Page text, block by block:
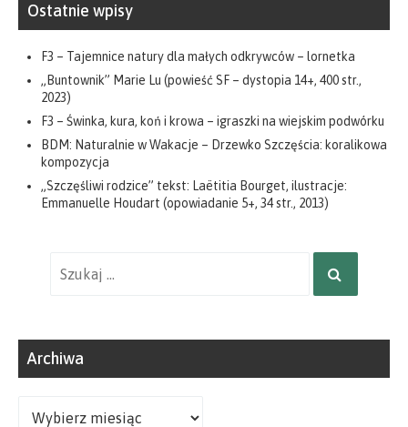
Ostatnie wpisy
F3 – Tajemnice natury dla małych odkrywców – lornetka
„Buntownik” Marie Lu (powieść SF – dystopia 14+, 400 str.,
2023)
F3 – Świnka, kura, koń i krowa – igraszki na wiejskim podwórku
BDM: Naturalnie w Wakacje – Drzewko Szczęścia: koralikowa
kompozycja
„Szczęśliwi rodzice” tekst: Laëtitia Bourget, ilustracje:
Emmanuelle Houdart (opowiadanie 5+, 34 str., 2013)
SZUKAJ
Archiwa